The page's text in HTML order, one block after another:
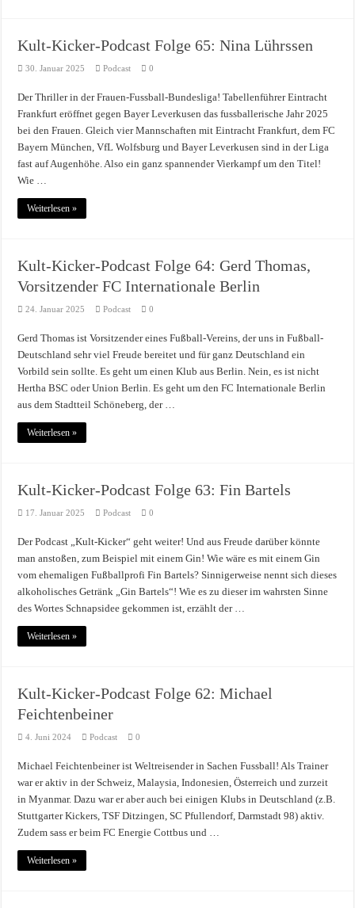
Kult-Kicker-Podcast Folge 65: Nina Lührssen
30. Januar 2025 Podcast 0
Der Thriller in der Frauen-Fussball-Bundesliga! Tabellenführer Eintracht
Frankfurt eröffnet gegen Bayer Leverkusen das fussballerische Jahr 2025
bei den Frauen. Gleich vier Mannschaften mit Eintracht Frankfurt, dem FC
Bayern München, VfL Wolfsburg und Bayer Leverkusen sind in der Liga
fast auf Augenhöhe. Also ein ganz spannender Vierkampf um den Titel!
Wie …
Weiterlesen »
Kult-Kicker-Podcast Folge 64: Gerd Thomas,
Vorsitzender FC Internationale Berlin
24. Januar 2025 Podcast 0
Gerd Thomas ist Vorsitzender eines Fußball-Vereins, der uns in Fußball-
Deutschland sehr viel Freude bereitet und für ganz Deutschland ein
Vorbild sein sollte. Es geht um einen Klub aus Berlin. Nein, es ist nicht
Hertha BSC oder Union Berlin. Es geht um den FC Internationale Berlin
aus dem Stadtteil Schöneberg, der …
Weiterlesen »
Kult-Kicker-Podcast Folge 63: Fin Bartels
17. Januar 2025 Podcast 0
Der Podcast „Kult-Kicker“ geht weiter! Und aus Freude darüber könnte
man anstoßen, zum Beispiel mit einem Gin! Wie wäre es mit einem Gin
vom ehemaligen Fußballprofi Fin Bartels? Sinnigerweise nennt sich dieses
alkoholisches Getränk „Gin Bartels“! Wie es zu dieser im wahrsten Sinne
des Wortes Schnapsidee gekommen ist, erzählt der …
Weiterlesen »
Kult-Kicker-Podcast Folge 62: Michael
Feichtenbeiner
4. Juni 2024 Podcast 0
Michael Feichtenbeiner ist Weltreisender in Sachen Fussball! Als Trainer
war er aktiv in der Schweiz, Malaysia, Indonesien, Österreich und zurzeit
in Myanmar. Dazu war er aber auch bei einigen Klubs in Deutschland (z.B.
Stuttgarter Kickers, TSF Ditzingen, SC Pfullendorf, Darmstadt 98) aktiv.
Zudem sass er beim FC Energie Cottbus und …
Weiterlesen »